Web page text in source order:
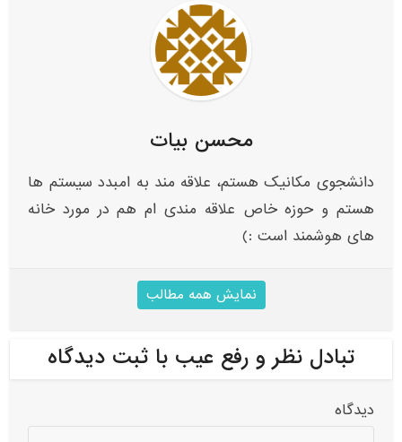
محسن بیات
دانشجوی مکانیک هستم، علاقه مند به امبدد سیستم ها
هستم و حوزه خاص علاقه مندی ام هم در مورد خانه
های هوشمند است :)
نمایش همه مطالب
تبادل نظر و رفع عیب با ثبت دیدگاه
دیدگاه